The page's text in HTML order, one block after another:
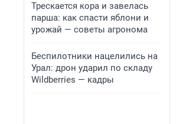
Трескается кора и завелась
парша: как спасти яблони и
урожай — советы агронома
Беспилотники нацелились на
Урал: дрон ударил по складу
Wildberries — кадры